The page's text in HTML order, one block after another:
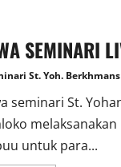
WEBSITE
SEMINARI
SEMINARI
St. Yoh. Berkhmans
seminari St.
untuk para...